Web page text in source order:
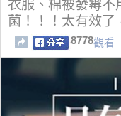
衣服、棉被發霉不
菌！！！太有效了
8778觀看